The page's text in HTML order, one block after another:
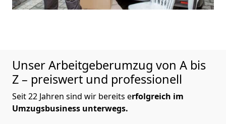
Unser Arbeitgeberumzug von A bis
Z – preiswert und professionell
Seit 22 Jahren sind wir bereits erfolgreich im
Umzugsbusiness unterwegs.